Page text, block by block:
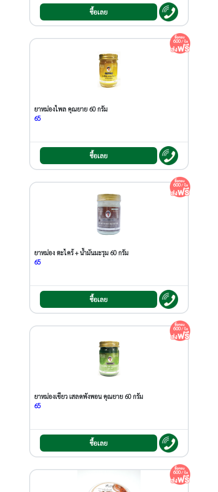
ซื้อเลย
600/ บิล
ยาหม่องไพล คุณยาย 60 กรัม
65
ซื้อเลย
600/ บิล
ยาหม่อง ตะไคร้ + น้ำมันมะรุม 60 กรัม
65
ซื้อเลย
600/ บิล
ยาหม่องเขียว เสลดพังพอน คุณยาย 60 กรัม
65
ซื้อเลย
600/ บิล